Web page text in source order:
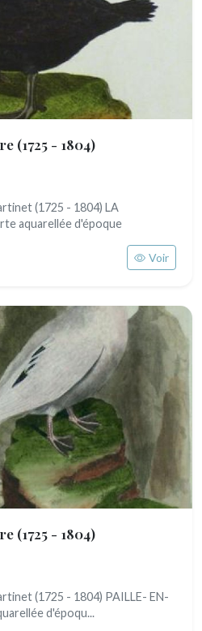
(1725 - 1804)
(1725 - 1804) LA
aquarellée d'époque
Voir
(1725 - 1804)
(1725 - 1804) PAILLE- EN-
d'époqu...